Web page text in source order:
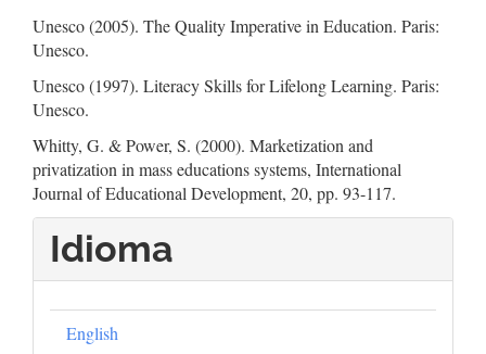
Unesco (2005). The Quality Imperative in Education. Paris:
Unesco.
Unesco (1997). Literacy Skills for Lifelong Learning. Paris:
Unesco.
Whitty, G. & Power, S. (2000). Marketization and
privatization in mass educations systems, International
Journal of Educational Development, 20, pp. 93-117.
Idioma
English